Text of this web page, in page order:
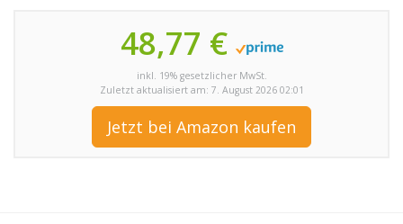
48,77 €
inkl. 19% gesetzlicher MwSt.
Zuletzt aktualisiert am: 7. August 2026 02:01
Jetzt bei Amazon kaufen